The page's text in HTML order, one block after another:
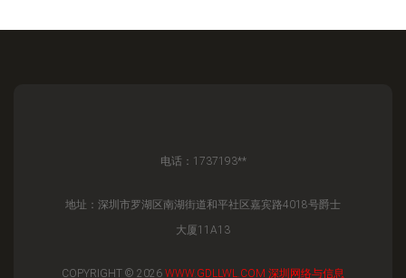
电话：1737193**
地址：深圳市罗湖区南湖街道和平社区嘉宾路4018号爵士
大厦11A13
COPYRIGHT © 2026 WWW.GDLLWL.COM 深圳网络与信息